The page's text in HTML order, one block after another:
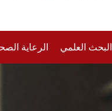
البحث العلمي الرعاية